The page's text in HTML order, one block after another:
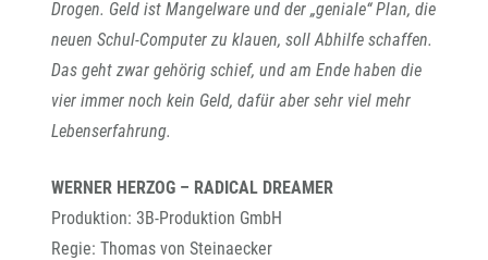
Drogen. Geld ist Mangelware und der „geniale“ Plan, die
neuen Schul-Computer zu klauen, soll Abhilfe schaffen.
Das geht zwar gehörig schief, und am Ende haben die
vier immer noch kein Geld, dafür aber sehr viel mehr
Lebenserfahrung.
WERNER HERZOG – RADICAL DREAMER
Produktion: 3B-Produktion GmbH
Regie: Thomas von Steinaecker